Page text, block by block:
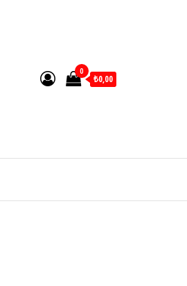
0
₺0,00